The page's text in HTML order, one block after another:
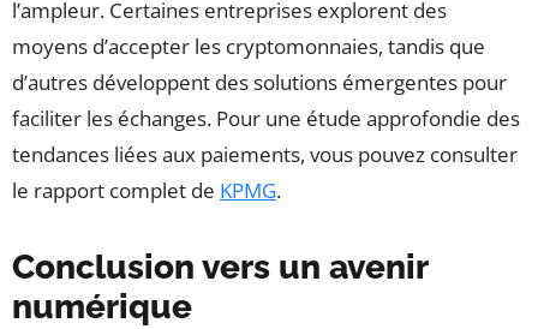
l’ampleur. Certaines entreprises explorent des
moyens d’accepter les cryptomonnaies, tandis que
d’autres développent des solutions émergentes pour
faciliter les échanges. Pour une étude approfondie des
tendances liées aux paiements, vous pouvez consulter
le rapport complet de KPMG.
Conclusion vers un avenir
numérique